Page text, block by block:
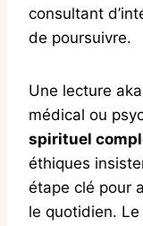
consultant
de poursuivre.
Une lecture
médical ou
spirituel
éthiques
étape clé pour
le quotidien.